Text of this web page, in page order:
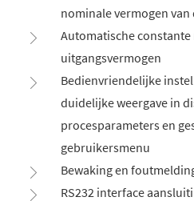
nominale vermogen
Automatische
uitgangsvermogen
Bedienvriendelijke
duidelijke weergave in
procesparameters en
gebruikersmenu
Bewaking en
RS232 interface